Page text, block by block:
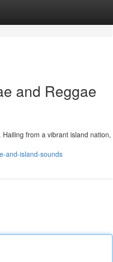
and Reggae
from a vibrant island nation,
and-island-sounds